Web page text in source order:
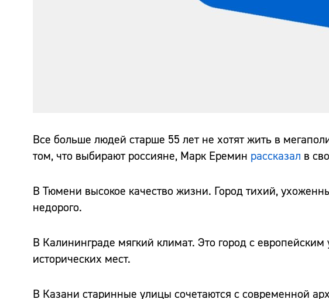
Все больше людей старше 55 лет не хотят жить в
том, что выбирают россияне, Марк Еремин рассказал в
В Тюмени высокое качество жизни. Город тихий,
недорого.
В Калининграде мягкий климат. Это город с
исторических мест.
В Казани старинные улицы сочетаются с современной